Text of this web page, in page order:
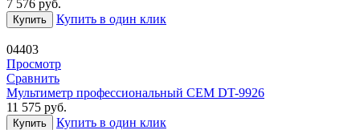
7 576 руб.
Купить Купить в один клик
04403
Просмотр
Сравнить
Мультиметр профессиональный CEM DT-9926
11 575 руб.
Купить Купить в один клик